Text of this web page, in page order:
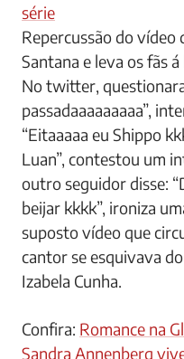
série
Repercussão do vídeo
Santana e leva os fãs
No twitter,
passadaaaaaaaaa”,
“Eitaaaaa eu Shippo
Luan”, contestou um
outro seguidor disse:
beijar kkkk”, ironiza
suposto vídeo que
cantor se esquivava
Izabela Cunha.
Confira: Romance na
Sandra Annenberg